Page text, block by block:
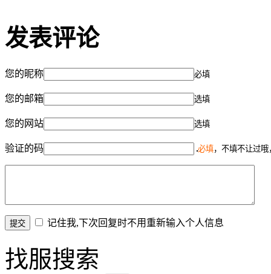
发表评论
您的昵称 必填
您的邮箱 选填
您的网站 选填
验证的码 必填，不填不让过
记住我,下次回复时不用重新输入个人信息
找服搜索